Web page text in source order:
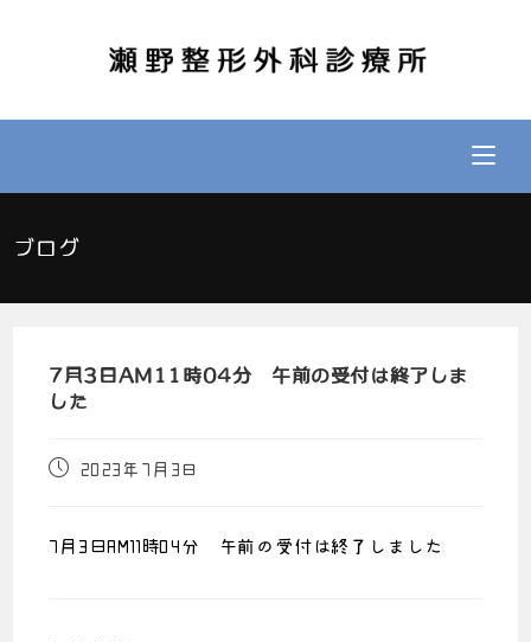
ブログ
7月3日AM11時04分 午前の受付は終了しま
した
2023年7月3日
7月3日AM11時04分 午前の受付は終了しました